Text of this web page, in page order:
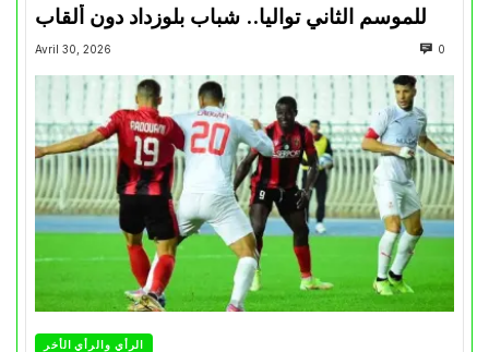
للموسم الثاني تواليا.. شباب بلوزداد دون ألقاب
Avril 30, 2026 0
الرأي والرأي الأخر